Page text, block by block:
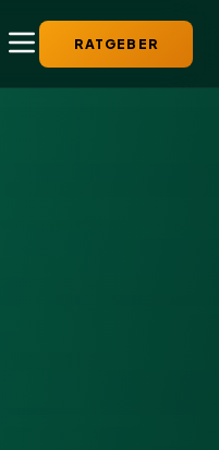
RATGEBER